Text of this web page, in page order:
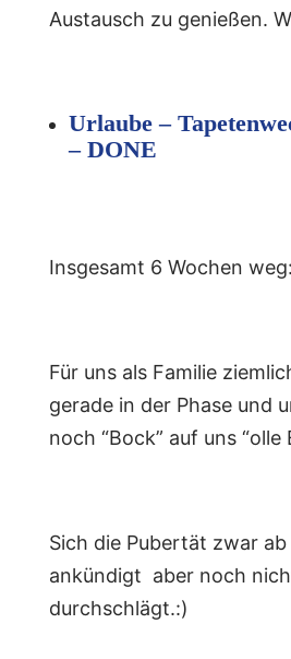
Austausch zu genießen.
Urlaube –
– DONE
Insgesamt 6 Wochen
Für uns als Familie
gerade in der Phase und
noch “Bock” auf uns “olle
Sich die Pubertät zwar
ankündigt aber noch
durchschlägt.:)